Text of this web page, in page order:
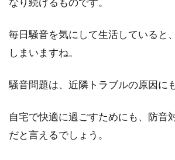
ンス等のことを考えて
毎日騒音を気にして生活していると
しまいますね。
騒音問題は、近隣トラブルの原因に
自宅で快適に過ごすためにも、防音
だと言えるでしょう。